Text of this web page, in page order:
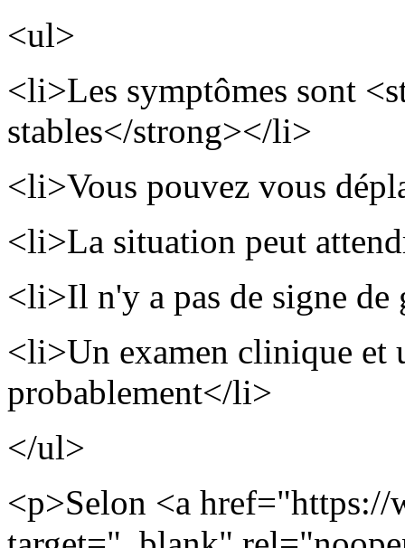
<ul>
<li>Les symptômes sont
stables</strong></li>
<li>Vous pouvez vous
<li>La situation peut
<li>Il n'y a pas de signe
<li>Un examen clinique et
probablement</li>
</ul>
<p>Selon <a href="https://